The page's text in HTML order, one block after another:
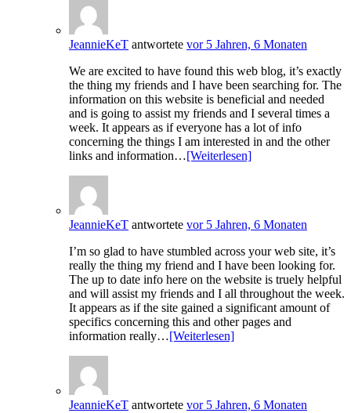
JeannieKeT antwortete vor 5 Jahren, 6 Monaten
We are excited to have found this web blog, it’s exactly
the thing my friends and I have been searching for. The
information on this website is beneficial and needed
and is going to assist my friends and I several times a
week. It appears as if everyone has a lot of info
concerning the things I am interested in and the other
links and information…[Weiterlesen]
JeannieKeT antwortete vor 5 Jahren, 6 Monaten
I’m so glad to have stumbled across your web site, it’s
really the thing my friend and I have been looking for.
The up to date info here on the website is truely helpful
and will assist my friends and I all throughout the week.
It appears as if the site gained a significant amount of
specifics concerning this and other pages and
information really…[Weiterlesen]
JeannieKeT antwortete vor 5 Jahren, 6 Monaten